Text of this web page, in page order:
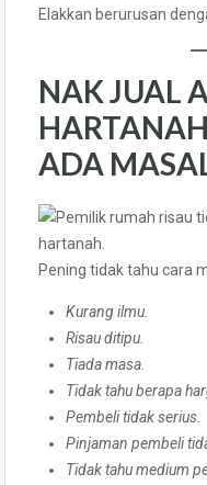
Elakkan berurusan
NAK JUAL
ADA
Pening tidak tahu cara
Kurang ilmu.
Risau ditipu.
Tiada masa.
Tidak tahu berapa
Pembeli tidak serius.
Pinjaman pembeli
Tidak tahu medium